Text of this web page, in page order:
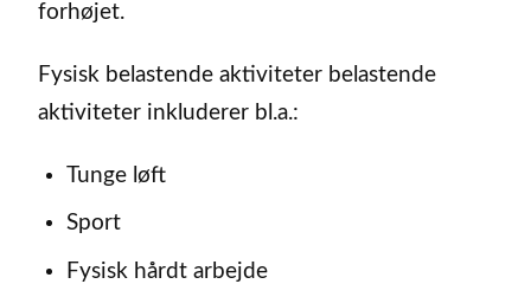
forhøjet.
Fysisk belastende aktiviteter belastende
aktiviteter inkluderer bl.a.:
Tunge løft
Sport
Fysisk hårdt arbejde